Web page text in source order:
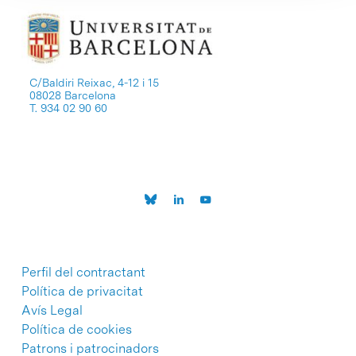
C/Baldiri Reixac, 4-12 i 15
08028 Barcelona
T. 934 02 90 60
Perfil del contractant
Política de privacitat
Avís Legal
Política de cookies
Patrons i patrocinadors